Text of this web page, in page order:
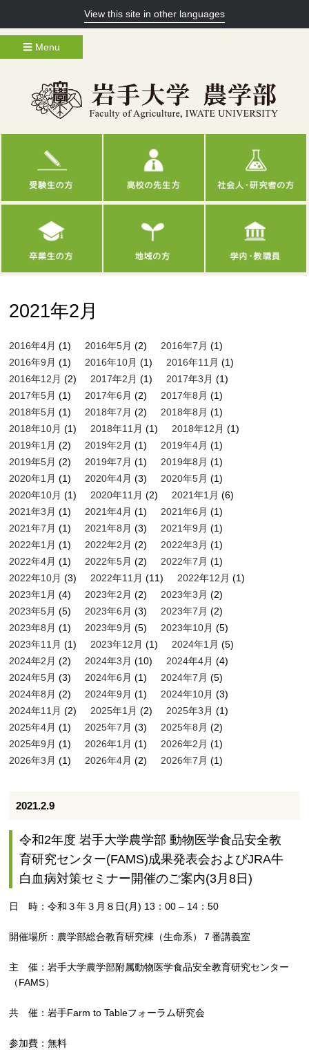
View this site in other languages
☰ Menu
2021年2月
2016年4月 (1) 2016年5月 (2) 2016年7月 (1)
2016年9月 (1) 2016年10月 (1) 2016年11月 (1)
2016年12月 (2) 2017年2月 (1) 2017年3月 (1)
2017年5月 (1) 2017年6月 (2) 2017年8月 (1)
2018年5月 (1) 2018年7月 (2) 2018年8月 (1)
2018年10月 (1) 2018年11月 (1) 2018年12月 (1)
2019年1月 (2) 2019年2月 (1) 2019年4月 (1)
2019年5月 (2) 2019年7月 (1) 2019年8月 (1)
2020年1月 (1) 2020年4月 (3) 2020年5月 (1)
2020年10月 (1) 2020年11月 (2) 2021年1月 (6)
2021年3月 (1) 2021年4月 (1) 2021年6月 (1)
2021年7月 (1) 2021年8月 (3) 2021年9月 (1)
2022年1月 (1) 2022年2月 (2) 2022年3月 (1)
2022年4月 (1) 2022年5月 (2) 2022年7月 (1)
2022年10月 (3) 2022年11月 (11) 2022年12月 (1)
2023年1月 (4) 2023年2月 (2) 2023年3月 (2)
2023年5月 (5) 2023年6月 (3) 2023年7月 (2)
2023年8月 (1) 2023年9月 (5) 2023年10月 (5)
2023年11月 (1) 2023年12月 (1) 2024年1月 (5)
2024年2月 (2) 2024年3月 (10) 2024年4月 (4)
2024年5月 (3) 2024年6月 (1) 2024年7月 (5)
2024年8月 (2) 2024年9月 (1) 2024年10月 (3)
2024年11月 (2) 2025年1月 (2) 2025年3月 (1)
2025年4月 (1) 2025年7月 (3) 2025年8月 (2)
2025年9月 (1) 2026年1月 (1) 2026年2月 (1)
2026年3月 (1) 2026年4月 (2) 2026年7月 (1)
2021.2.9
令和2年度 岩手大学農学部 動物医学食品安全教
育研究センター(FAMS)成果発表会およびJRA牛
白血病対策セミナー開催のご案内(3月8日)
日 時：令和３年３月８日(月) 13：00 – 14：50
開催場所：農学部総合教育研究棟（生命系）７番講義室
主 催：岩手大学農学部附属動物医学食品安全教育研究センター
（FAMS）
共 催：岩手Farm to Tableフォーラム研究会
参加費：無料